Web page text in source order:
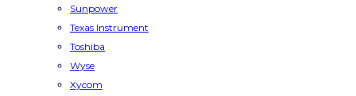
Sunpower
Texas Instrument
Toshiba
Wyse
Xycom